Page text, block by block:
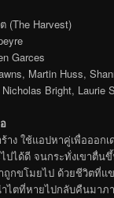
(The Harvest)
Garces
Martin Huss,
Bright, Laurie
าง ใช้แอปหาคู่เพื่อออก
ปได้ดี จนกระทั่งเขาตื่น
ถูกขโมยไป ด้วยชีวิตที่แ
ไตที่หายไปกลับคืนมาภ